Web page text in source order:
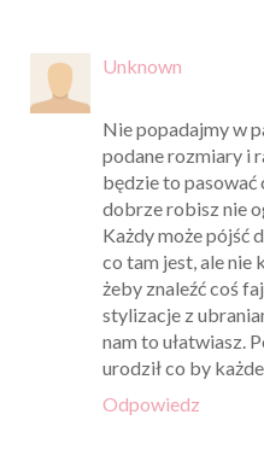
Unknown
Nie popadajmy w
podane rozmiary i
będzie to pasować
dobrze robisz nie
Każdy może pójść
co tam jest, ale nie
żeby znaleźć coś
stylizacje z
nam to ułatwiasz.
urodził co by
Odpowiedz